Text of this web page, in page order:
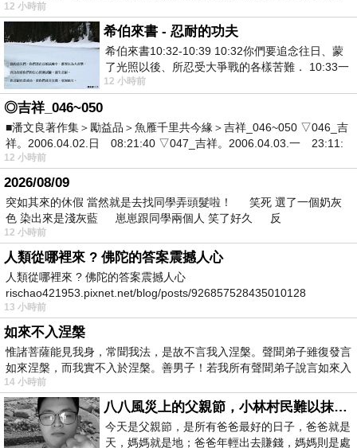
12 小時前
希伯來書 - 忍耐的功夫
希伯來書10:32-10:39 10:32你們要追念往日、蒙
了光照以後、所忍受大爭戰的各樣苦難． 10:33一
面被毀謗、遭患難、成了戲景、叫眾人
12 小時前
◎吉祥_046~050
■潘文良著作集＞勵益品＞魚雁千里共今緣＞吉祥_046~050 ▽046_吉
祥。2006.04.02.日 08:21:40 ▽047_吉祥。2006.04.03.一 23:11:
12 小時前
2026/08/09
突如其來的休假 當然就是去找同學弄頭髮啦！ 笑死 選了一個奶灰
色 染出來是淺灰藍 崽崽跟同學兩個人 笑了好久 反
12 小時前
人類從哪裡來 ? 佛陀的答案震撼人心
人類從哪裡來 ? 佛陀的答案震撼人心
rischao421953.pixnet.net/blog/posts/926857528435010128
13 小時前
如來不入涅槃
惟諸菩薩能見我身，常聞我法，是故不言我入涅槃。聲聞弟子雖復發言
如來涅槃，而我實不入於涅槃。善男子！若我所有聲聞弟子說言如來入
14 小時前
八八風災上的父親節，小林村民難以抹滅的痛
今天是父親節，是所有爸爸最好的日子，爸爸就是
天，媽媽就是地；爸爸年輕出去賺錢，媽媽則是處